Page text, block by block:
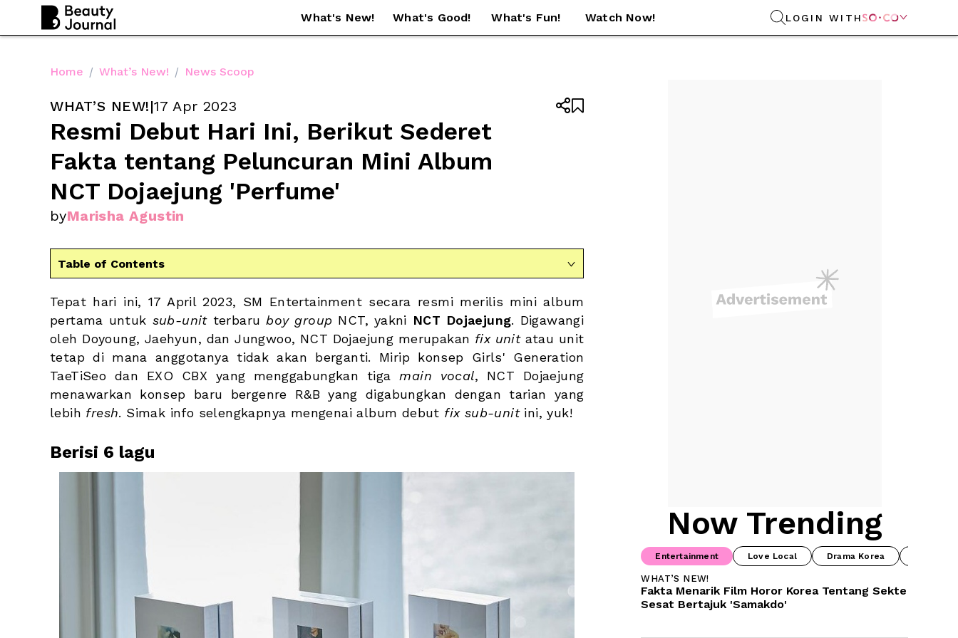
What's New! What's Good! What's Fun! Watch Now! LOGIN WITH 
Home / What’s New! / News Scoop
WHAT’S NEW!|17 Apr 2023
Resmi Debut Hari Ini, Berikut Sederet
Fakta tentang Peluncuran Mini Album
NCT Dojaejung 'Perfume'
byMarisha Agustin


Table of Contents 
Tepat hari ini, 17 April 2023, SM Entertainment secara resmi merilis mini album
pertama untuk sub-unit terbaru boy group NCT, yakni NCT Dojaejung. Digawangi
oleh Doyoung, Jaehyun, dan Jungwoo, NCT Dojaejung merupakan fix unit atau unit
tetap di mana anggotanya tidak akan berganti. Mirip konsep Girls' Generation
TaeTiSeo dan EXO CBX yang menggabungkan tiga main vocal, NCT Dojaejung
menawarkan konsep baru bergenre R&B yang digabungkan dengan tarian yang
lebih fresh. Simak info selengkapnya mengenai album debut fix sub-unit ini, yuk!
Berisi 6 lagu
Now Trending
Entertainment Love Local Drama Korea
WHAT’S NEW!
Fakta Menarik Film Horor Korea Tentang Sekte
Sesat Bertajuk 'Samakdo'